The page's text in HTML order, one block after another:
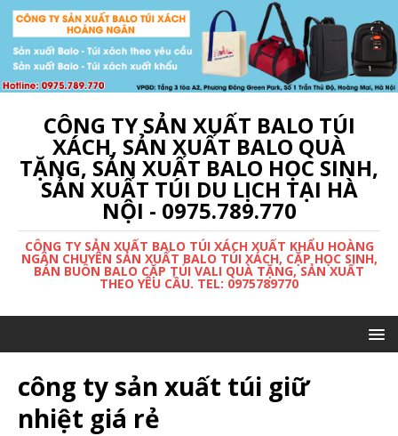
CÔNG TY SẢN XUẤT BALO TÚI
XÁCH, SẢN XUẤT BALO QUÀ
TẶNG, SẢN XUẤT BALO HỌC SINH,
SẢN XUẤT TÚI DU LỊCH TẠI HÀ
NỘI - 0975.789.770
CÔNG TY SẢN XUẤT BALO TÚI XÁCH XUẤT KHẨU HOÀNG
NGÂN CHUYÊN SẢN XUẤT BALO TÚI XÁCH, CẶP HỌC SINH,
BÁN BUÔN BALO CẶP TÚI VALI QUÀ TẶNG, SẢN XUẤT
THEO YÊU CẦU. TEL: 0975789770
công ty sản xuất túi giữ
nhiệt giá rẻ